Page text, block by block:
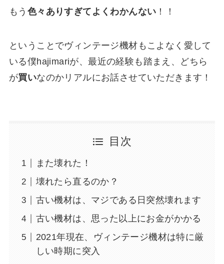
もう 色々ありすぎてよくわかんない ！！
ということでヴィンテージ機材もこよなく愛して
いる僕hajimariが、最近の経験も踏まえ、どちら
が買いなのかリアルにお話させていただきます！
目次
また壊れた！
壊れたら直るのか？
古い機材は、マジである日突然壊れます
古い機材は、思った以上にお金がかかる
2021年現在、ヴィンテージ機材は特に厳
しい時期に突入